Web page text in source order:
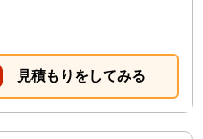
見積もりをしてみる